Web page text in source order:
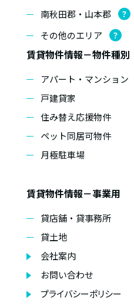
南秋田郡・山本郡 ？
その他のエリア ？
賃貸物件情報－物件種別
アパート・マンション
戸建貸家
住み替え応援物件
ペット同居可物件
月極駐車場
賃貸物件情報－事業用
貸店舗・貸事務所
貸土地
会社案内
お問い合わせ
プライバシーポリシー